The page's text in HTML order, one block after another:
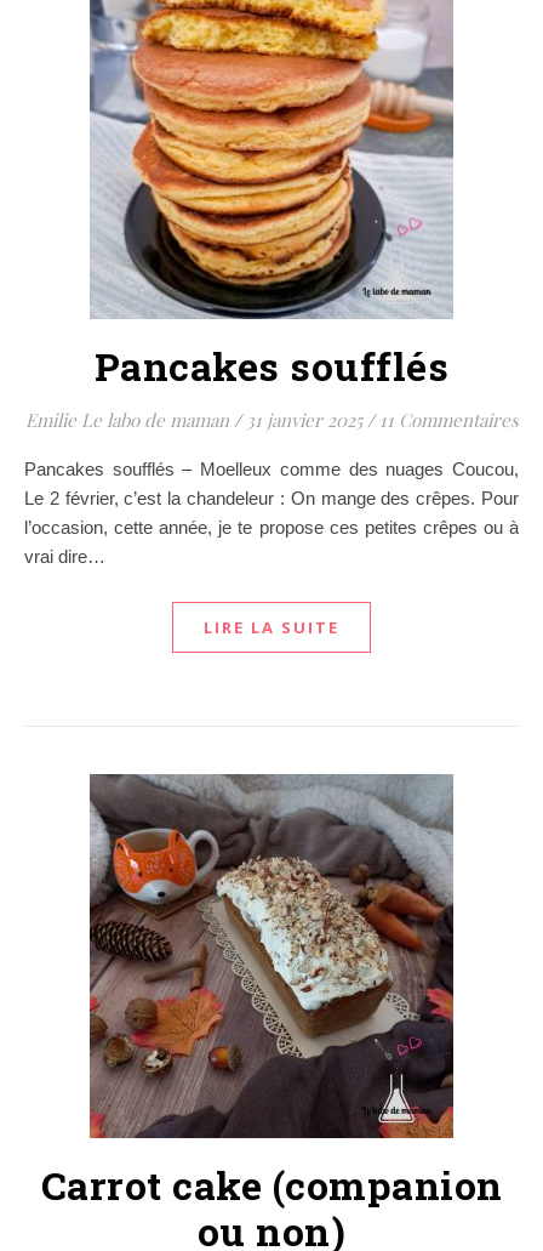
Pancakes soufflés
Emilie Le labo de maman / 31 janvier 2025 / 11 Commentaires
Pancakes soufflés – Moelleux comme des nuages Coucou,
Le 2 février, c’est la chandeleur : On mange des crêpes. Pour
l’occasion, cette année, je te propose ces petites crêpes ou à
vrai dire…
LIRE LA SUITE
Carrot cake (companion
ou non)